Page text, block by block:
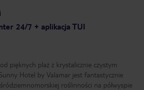
24/7 + aplikacja TUI
pięknych plaż z krystalicznie czystym
Hotel by Valamar jest fantastycznie
roślinności na półwyspie